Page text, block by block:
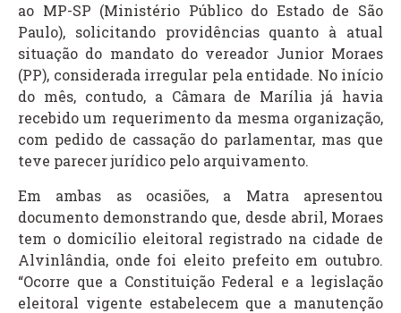
ao MP-SP (Ministério Público do Estado de São
Paulo), solicitando providências quanto à atual
situação do mandato do vereador Junior Moraes
(PP), considerada irregular pela entidade. No início
do mês, contudo, a Câmara de Marília já havia
recebido um requerimento da mesma organização,
com pedido de cassação do parlamentar, mas que
teve parecer jurídico pelo arquivamento.
Em ambas as ocasiões, a Matra apresentou
documento demonstrando que, desde abril, Moraes
tem o domicílio eleitoral registrado na cidade de
Alvinlândia, onde foi eleito prefeito em outubro.
“Ocorre que a Constituição Federal e a legislação
eleitoral vigente estabelecem que a manutenção